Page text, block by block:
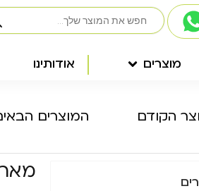
מוצרים אודותינו
הקודם המוצרים